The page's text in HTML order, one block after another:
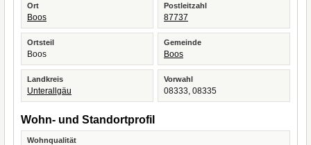
Ort
Boos
Postleitzahl
87737
Ortsteil
Boos
Gemeinde
Boos
Landkreis
Unterallgäu
Vorwahl
08333, 08335
Wohn- und Standortprofil
Wohnqualität